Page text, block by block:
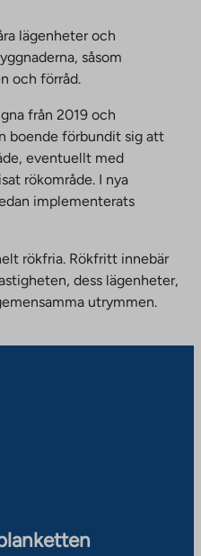
lägenheter och
såsom
och förråd.
från 2019 och
boende förbundit sig att
eventuellt med
rökområde. I nya
implementerats
rökfria. Rökfritt innebär
dess lägenheter,
utrymmen.